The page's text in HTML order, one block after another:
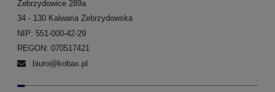
Zebrzydowice 289a
34 - 130 Kalwaria Zebrzydowska
NIP: 551-000-42-29
REGON: 070517421
biuro@kobax.pl